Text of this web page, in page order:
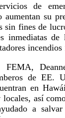
de
aumentan su
sin fines de
inmediatas de
incendios
FEMA,
de EE.
en
así
a